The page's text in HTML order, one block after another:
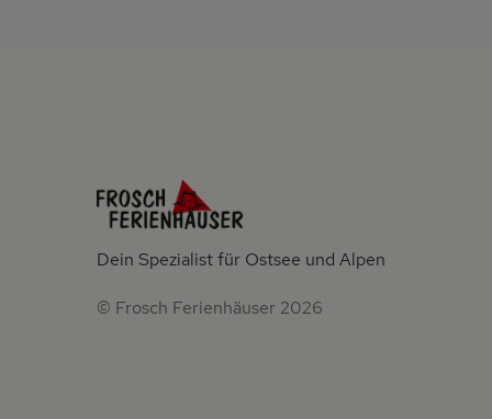
Dein Spezialist für Ostsee und Alpen
© Frosch Ferienhäuser 2026